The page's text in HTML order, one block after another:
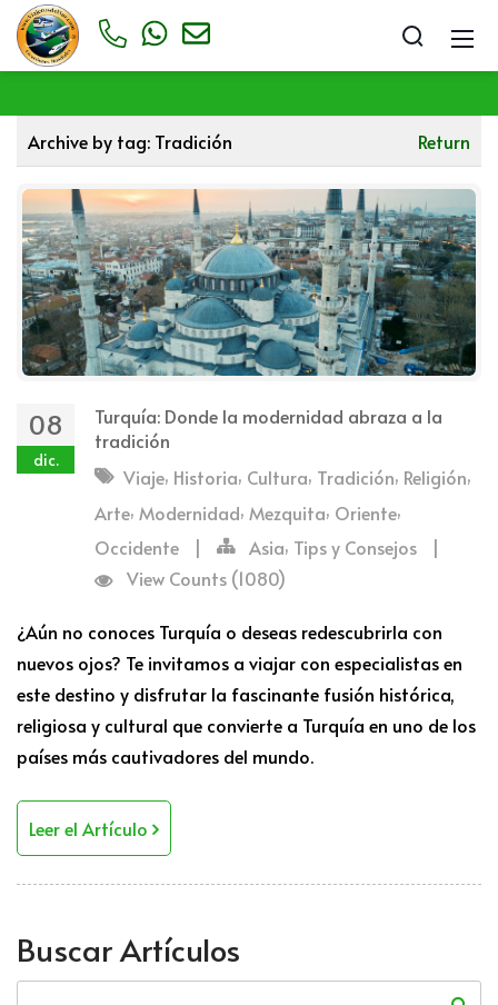
Archive by tag: Tradición Return
08
dic.
Turquía: Donde la modernidad abraza a la
tradición
Viaje, Historia, Cultura, Tradición, Religión,
Arte, Modernidad, Mezquita, Oriente,
Occidente
| Asia, Tips y Consejos
|
View Counts (1080)
¿Aún no conoces Turquía o deseas redescubrirla con
nuevos ojos? Te invitamos a viajar con especialistas en
este destino y disfrutar la fascinante fusión histórica,
religiosa y cultural que convierte a Turquía en uno de los
países más cautivadores del mundo.
Leer el Artículo
Buscar Artículos